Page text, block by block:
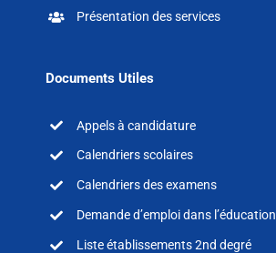
Présentation des services
Documents Utiles
Appels à candidature
Calendriers scolaires
Calendriers des examens
Demande d’emploi dans l’éducation
Liste établissements 2nd degré